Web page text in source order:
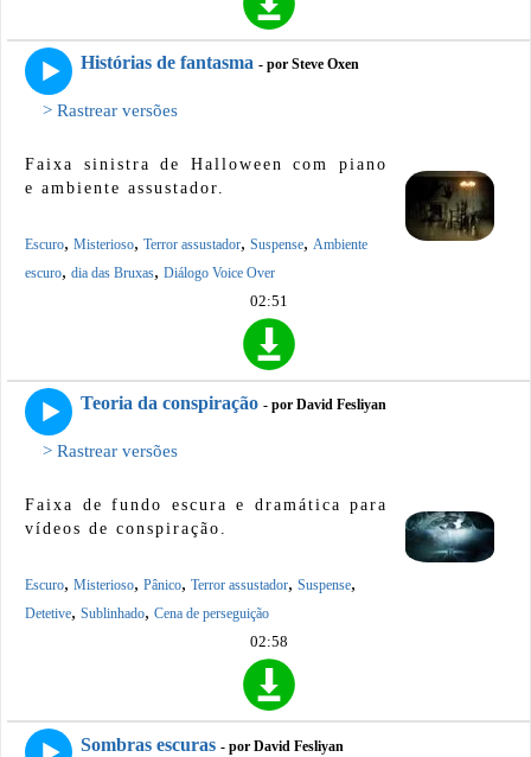
Histórias de fantasma - por Steve Oxen
> Rastrear versões
Faixa sinistra de Halloween com piano
e ambiente assustador.
Escuro, Misterioso, Terror assustador, Suspense, Ambiente
escuro, dia das Bruxas, Diálogo Voice Over
02:51
Teoria da conspiração - por David Fesliyan
> Rastrear versões
Faixa de fundo escura e dramática para
vídeos de conspiração.
Escuro, Misterioso, Pânico, Terror assustador, Suspense,
Detetive, Sublinhado, Cena de perseguição
02:58
Sombras escuras - por David Fesliyan